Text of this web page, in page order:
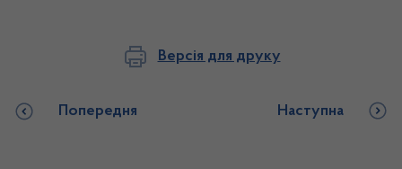
Версія для друку
Попередня Наступна